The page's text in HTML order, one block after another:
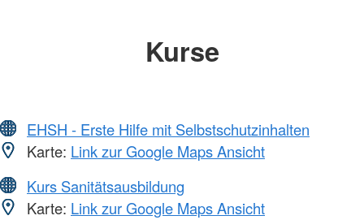
Kurse
EHSH - Erste Hilfe mit Selbstschutzinhalten
Karte: Link zur Google Maps Ansicht
Kurs Sanitätsausbildung
Karte: Link zur Google Maps Ansicht